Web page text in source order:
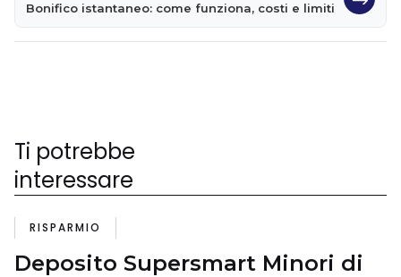
Bonifico istantaneo: come funziona, costi e limiti
Ti potrebbe
interessare
RISPARMIO
Deposito Supersmart Minori di